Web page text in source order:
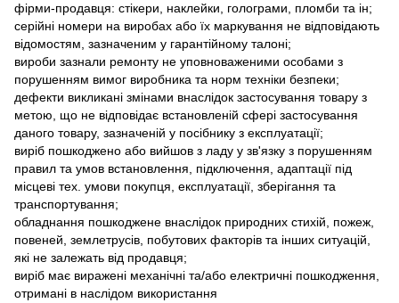
фірми-продавця: стікери, наклейки, голограми, пломби та ін;
серійні номери на виробах або їх маркування не відповідають
відомостям, зазначеним у гарантійному талоні;
вироби зазнали ремонту не уповноваженими особами з
порушенням вимог виробника та норм техніки безпеки;
дефекти викликані змінами внаслідок застосування товару з
метою, що не відповідає встановленій сфері застосування
даного товару, зазначеній у посібнику з експлуатації;
виріб пошкоджено або вийшов з ладу у зв'язку з порушенням
правил та умов встановлення, підключення, адаптації під
місцеві тех. умови покупця, експлуатації, зберігання та
транспортування;
обладнання пошкоджене внаслідок природних стихій, пожеж,
повеней, землетрусів, побутових факторів та інших ситуацій,
які не залежать від продавця;
виріб має виражені механічні та/або електричні пошкодження,
отримані в наслідом використання